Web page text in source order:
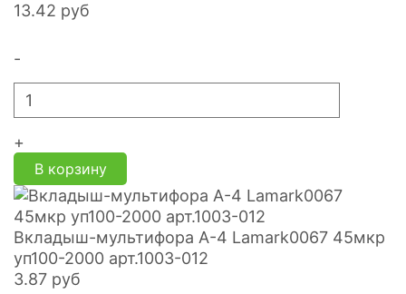
13.42 руб
-
+
В корзину
Вкладыш-мультифора A-4 Lamark0067 45мкр
уп100-2000 арт.1003-012
3.87 руб